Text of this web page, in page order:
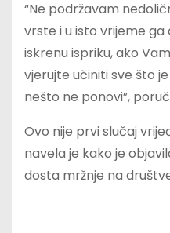
“Ne podržavam
vrste i u isto vrijeme ga
iskrenu ispriku, ako
vjerujte učiniti sve što
nešto ne ponovi”,
Ovo nije prvi slučaj
navela je kako je
dosta mržnje na